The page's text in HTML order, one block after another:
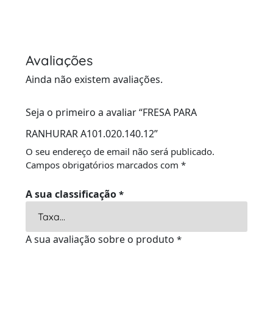
Avaliações
Ainda não existem avaliações.
Seja o primeiro a avaliar “FRESA PARA
RANHURAR A101.020.140.12”
O seu endereço de email não será publicado.
Campos obrigatórios marcados com *
A sua classificação *
A sua avaliação sobre o produto *